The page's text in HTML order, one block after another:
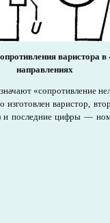
варистора
направлениях
«сопротивление
изготовлен варистор,
последние цифры —